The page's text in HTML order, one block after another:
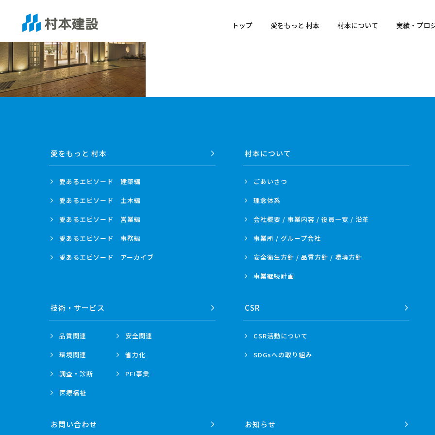
トップ 愛をもっと 村本 村本について 実績・プロ
愛をもっと 村本
愛あるエピソード 建築編
愛あるエピソード 土木編
愛あるエピソード 営業編
愛あるエピソード 事務編
愛あるエピソード アーカイブ
村本について
ごあいさつ
理念体系
会社概要 / 事業内容 / 役員一覧 / 沿革
事業所 / グループ会社
安全衛生方針 / 品質方針 / 環境方針
事業継続計画
技術・ サービス
品質関連 安全関連
環境関連 省力化
調査・診断 PFI事業
医療福祉
CSR
CSR活動について
SDGsへの取り組み
お問い合わせ お知らせ